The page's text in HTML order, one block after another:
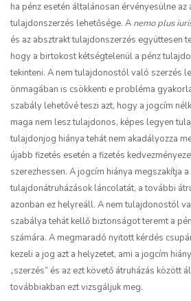
ha pénz esetén általánosan érvényesülne az
tulajdonszerzés lehetősége. A nemo plus
és az absztrakt tulajdonszerzés együttesen
hogy a birtokost kétségtelenül a pénz
tekinteni. A nem tulajdonostól való szerzés
önmagában is csökkenti e probléma
szabály lehetővé teszi azt, hogy a jogcím
maga nem lesz tulajdonos, képes legyen
tulajdonjog hiánya tehát nem akadályozza
újabb fizetés esetén a fizetés
szerezhessen. A jogcím hiánya megszakítja a
tulajdonátruházások láncolatát, a további
azonban ez helyreáll. A nem tulajdonostól
szabálya tehát kellő biztonságot teremt a
számára. A megmaradó nyitott kérdés
kezeli a jog azt a helyzetet, ami a jogcím
„szerzés” és az ezt követő átruházás között
továbbiakban ezt vizsgáljuk meg.